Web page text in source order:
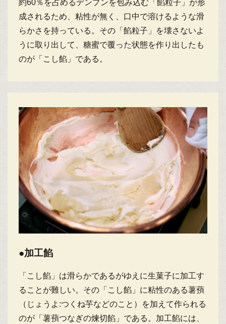
約60％を占めるデンプンを包み込む「餡粒子」が形
成されるため、粘性が無く、口中で溶けるような滑
らかさを持っている。その「餡粒子」を壊さないよ
うに取り出して、糖蜜で覆った状態を作り出したも
のが「こし餡」である。
●加工餡
「こし餡」は滑らかであるがゆえに生菓子に加工す
ることが難しい。その「こし餡」に粘性のある薯蕷
（じょうよ:つくね芋などのこと）を加えて作られる
のが「薯蕷つなぎの煉切餡」である。加工餡には、